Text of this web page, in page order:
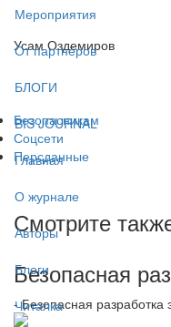
Мероприятия
От партнёров
БЛОГИ
BIS JOURNAL
Главная
О журнале
Авторы
Блоги
Читалка
Усам Оздемиров
Безопасникам
Соцсети
Персданные
Смотрите
Безопасная
- Безопасная